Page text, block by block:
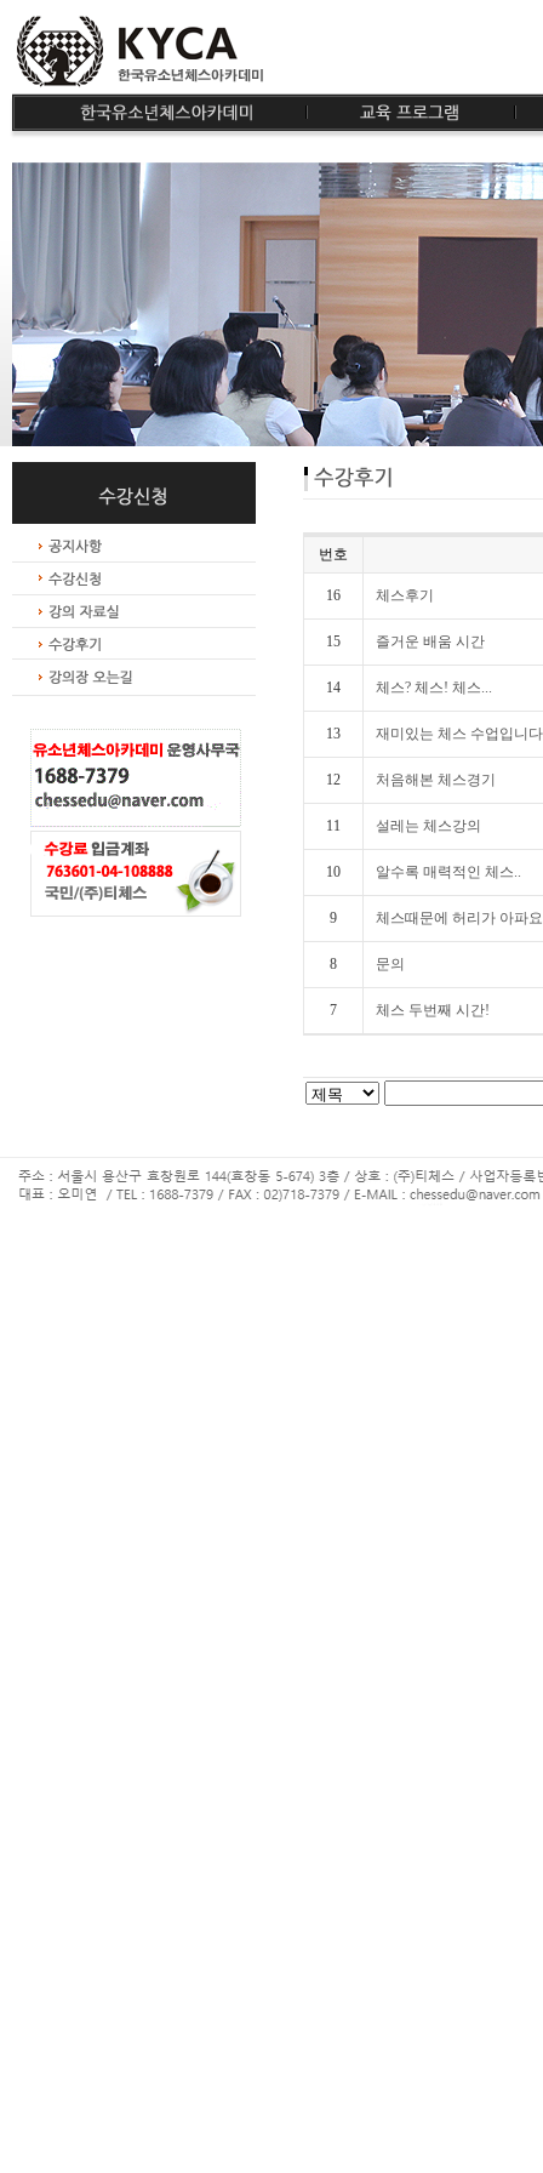
번호
16 체스후기
15 즐거운 배움 시간
14 체스? 체스! 체스...
13 재미있는 체스 수업입니
12 처음해본 체스경기
11 설레는 체스강의
10 알수록 매력적인 체스..
9 체스때문에 허리가 아파
8 문의
7 체스 두번째 시간!